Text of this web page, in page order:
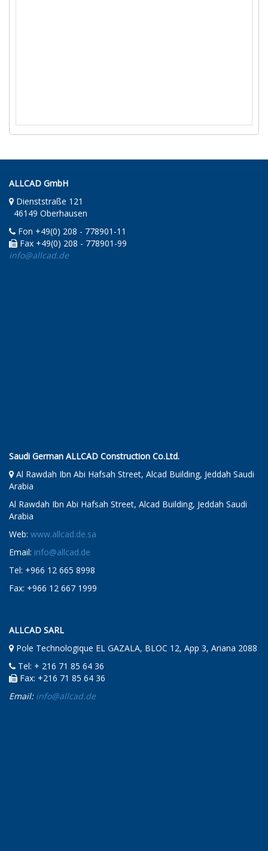
ALLCAD GmbH
Dienststraße 121
46149 Oberhausen
Fon +49(0) 208 - 778901-11
Fax +49(0) 208 - 778901-99
info@allcad.de
Saudi German ALLCAD Construction Co.Ltd.
Al Rawdah Ibn Abi Hafsah Street, Alcad Building, Jeddah Saudi
Arabia
Al Rawdah Ibn Abi Hafsah Street, Alcad Building, Jeddah Saudi
Arabia
Web: www.allcad.de.sa
Email: info@allcad.de
Tel: +966 12 665 8998
Fax: +966 12 667 1999
ALLCAD SARL
Pole Technologique EL GAZALA, BLOC 12, App 3, Ariana 2088
Tel: + 216 71 85 64 36
Fax: +216 71 85 64 36
Email: info@allcad.de